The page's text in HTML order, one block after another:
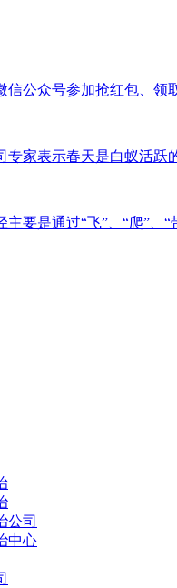
信公众号参加抢红包、领
专家表示春天是白蚁活跃
主要是通过“飞”、“爬”、“
公司
中心